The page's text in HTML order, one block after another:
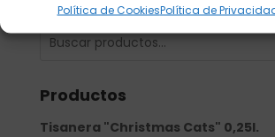
Política de CookiesPolítica de
Productos
Tisanera "Christmas Cats" 0,25l.